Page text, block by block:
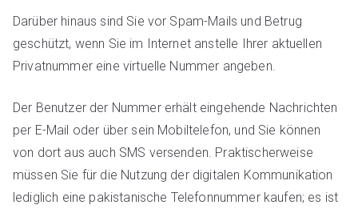
Darüber hinaus sind Sie vor Spam-Mails und Betrug
geschützt, wenn Sie im Internet anstelle Ihrer aktuellen
Privatnummer eine virtuelle Nummer angeben.
Der Benutzer der Nummer erhält eingehende Nachrichten
per E-Mail oder über sein Mobiltelefon, und Sie können
von dort aus auch SMS versenden. Praktischerweise
müssen Sie für die Nutzung der digitalen Kommunikation
lediglich eine pakistanische Telefonnummer kaufen; es ist